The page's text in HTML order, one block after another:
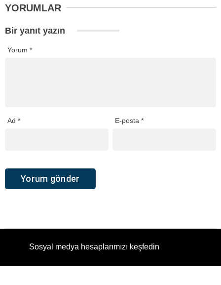
YORUMLAR
Bir yanıt yazın
Yorum *
Ad * E-posta*
Sosyal medya hesaplarımızı keşfedin